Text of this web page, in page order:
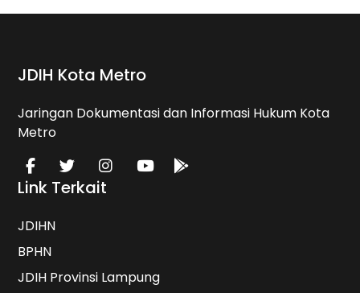
JDIH Kota Metro
Jaringan Dokumentasi dan Informasi Hukum Kota
Metro
Link Terkait
JDIHN
BPHN
JDIH Provinsi Lampung